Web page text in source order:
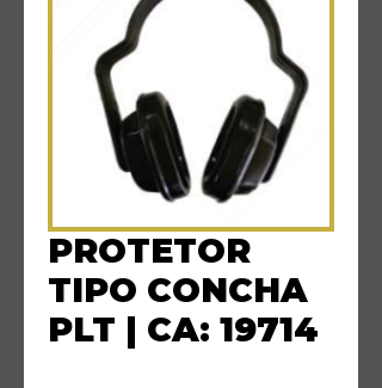
PROTETOR
TIPO CONCHA
PLT | CA: 19714